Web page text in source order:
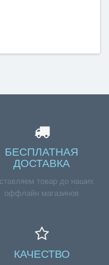
БЕСПЛАТНАЯ
ДОСТАВКА
товар до наших
оффлайн магазинов
КАЧЕСТВО